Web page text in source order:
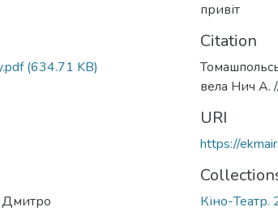
(634.71 KB)
Дмитро
привіт
Citation
вела Нич А.
URI
https://
Кіно-